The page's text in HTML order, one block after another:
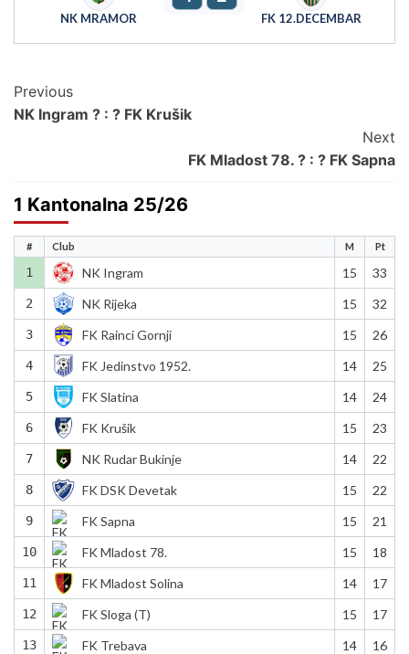
NK MRAMOR FK 12.DECEMBAR
Post
Navigation
Previous
NK Ingram ? : ? FK Krušik
Next
FK Mladost 78. ? : ? FK Sapna
1 Kantonalna 25/26
# Club M Pt
1 NK Ingram 15 33
2 NK Rijeka 15 32
3 FK Rainci Gornji 15 26
4 FK Jedinstvo 1952. 14 25
5 FK Slatina 14 24
6 FK Krušik 15 23
7 NK Rudar Bukinje 14 22
8 FK DSK Devetak 15 22
9 FK Sapna 15 21
10 FK Mladost 78. 15 18
11 FK Mladost Solina 14 17
12 FK Sloga (T) 15 17
13 FK Trebava 14 16